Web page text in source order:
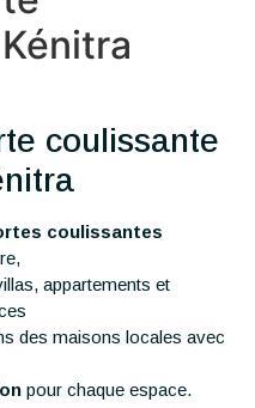
coulissante
coulissantes
appartements et
des maisons locales avec
pour chaque espace.